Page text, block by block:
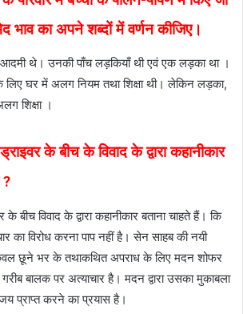
भाव का अपने शब्दों में वर्णन कीजिए।
थे। उनकी पाँच लड़कियाँ थी एवं एक लड़का था ।
लिए घर में अलग नियम तथा शिक्षा थी। लेकिन लड़का,
शिक्षा ।
के बीच के विवाद के द्वारा कहानीकार
?
बीच विवाद के द्वारा कहानीकार बताना चाहते हैं। कि
का विरोध करना पाप नहीं है। सेन साहब की नयी
छूने भर के तथाकथित अपराध के लिए मदन शोफर
गरीब बालक पर अत्याचार है। मदन द्वारा उसका मुकाबला
प्राप्त करने का प्रयास है।